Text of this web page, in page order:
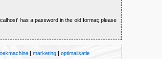
has a password in the old format; please
| marketing| optimalisatie